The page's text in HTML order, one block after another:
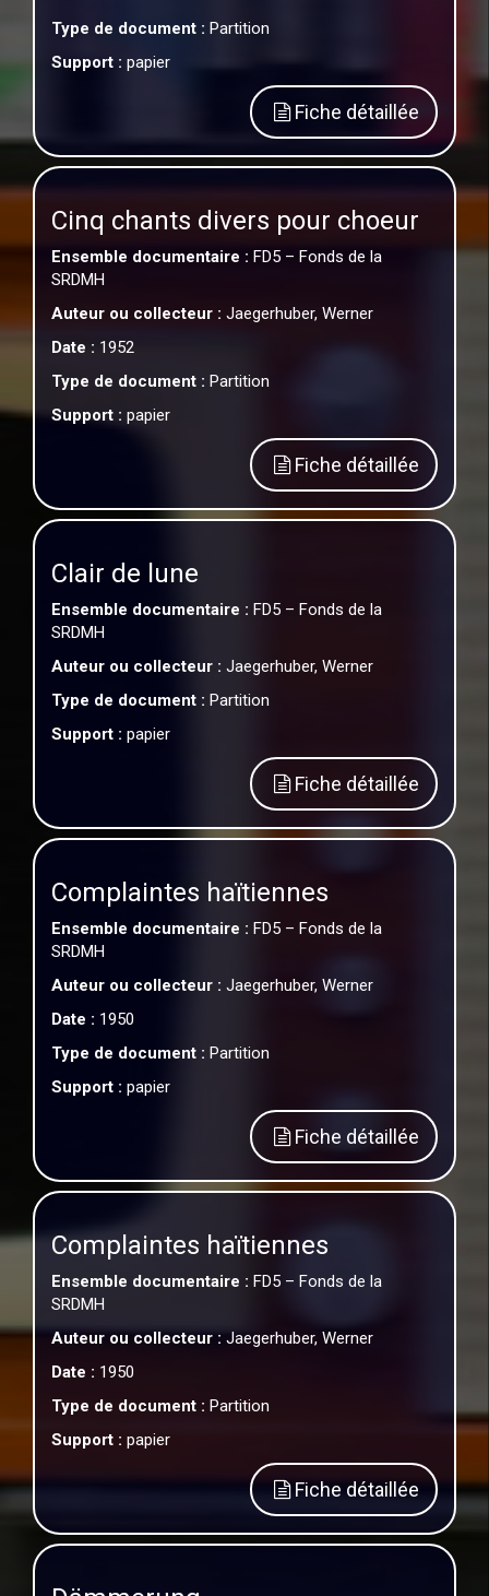
Type de document : Partition
Support : papier
Fiche détaillée
Cinq chants divers pour choeur
Ensemble documentaire : FD5 – Fonds de la
SRDMH
Auteur ou collecteur : Jaegerhuber, Werner
Date : 1952
Type de document : Partition
Support : papier
Fiche détaillée
Clair de lune
Ensemble documentaire : FD5 – Fonds de la
SRDMH
Auteur ou collecteur : Jaegerhuber, Werner
Type de document : Partition
Support : papier
Fiche détaillée
Complaintes haïtiennes
Ensemble documentaire : FD5 – Fonds de la
SRDMH
Auteur ou collecteur : Jaegerhuber, Werner
Date : 1950
Type de document : Partition
Support : papier
Fiche détaillée
Complaintes haïtiennes
Ensemble documentaire : FD5 – Fonds de la
SRDMH
Auteur ou collecteur : Jaegerhuber, Werner
Date : 1950
Type de document : Partition
Support : papier
Fiche détaillée